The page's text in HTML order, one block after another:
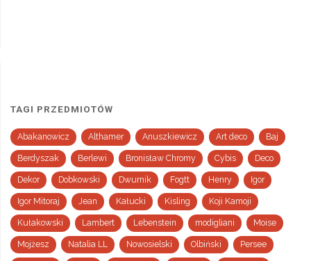
TAGI PRZEDMIOTÓW
Abakanowicz Althamer Anuszkiewicz Art deco Baj
Berdyszak Berlewi Bronisław Chromy Cybis Deco
Dekor Dobkowski Dwurnik Fogtt Henry Igor
Igor Mitoraj Jean Kałucki Kisling Koji Kamoji
Kułakowski Lambert Lebenstein modigliani Moise
Mojżesz Natalia LL Nowosielski Olbiński Persee